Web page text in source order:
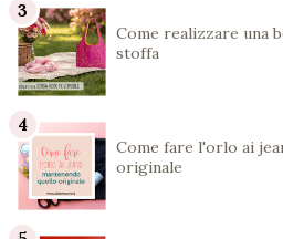
Come realizzare una
stoffa
Come fare l'orlo ai
originale